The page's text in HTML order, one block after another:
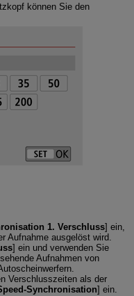
können Sie den
1. Verschluss] ein,
Aufnahme ausgelöst wird.
] ein und verwenden Sie
Aufnahmen von
Verschlusszeiten als der
Synchronisation] ein.